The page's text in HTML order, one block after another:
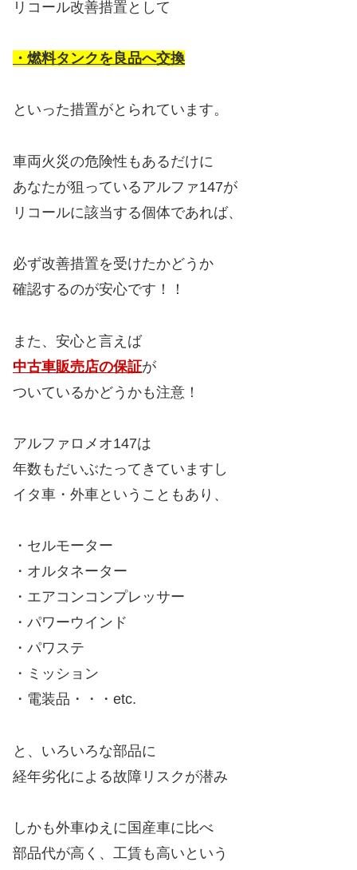
リコール改善措置として
・燃料タンクを良品へ交換
といった措置がとられています。
車両火災の危険性もあるだけに
あなたが狙っているアルファ147が
リコールに該当する個体であれば、
必ず改善措置を受けたかどうか
確認するのが安心です！！
また、安心と言えば
中古車販売店の保証が
ついているかどうかも注意！
アルファロメオ147は
年数もだいぶたってきていますし
イタ車・外車ということもあり、
・セルモーター
・オルタネーター
・エアコンコンプレッサー
・パワーウインド
・パワステ
・ミッション
・電装品・・・etc.
と、いろいろな部品に
経年劣化による故障リスクが潜み
しかも外車ゆえに国産車に比べ
部品代が高く、工賃も高いという